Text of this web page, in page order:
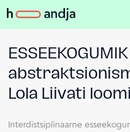
Lola Liivati
Interdistsiplinaarne